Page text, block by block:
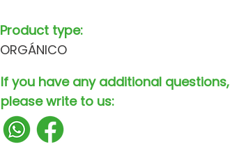
Product type:
ORGÁNICO
If you have any additional questions,
please write to us: